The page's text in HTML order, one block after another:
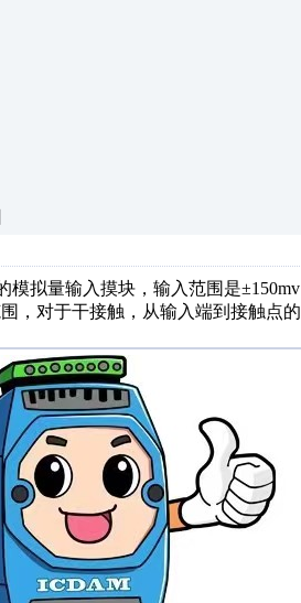
模拟量输入摸块，输入范围是
，对于干接触，从输入端到接触点